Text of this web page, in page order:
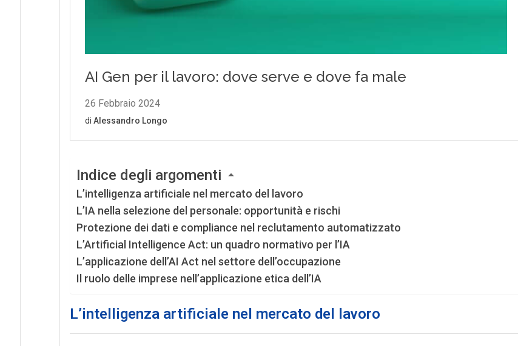
Indice degli argomenti
L’intelligenza artificiale nel mercato del lavoro
L’IA nella selezione del personale: opportunità e rischi
Protezione dei dati e compliance nel reclutamento automatizzato
L’Artificial Intelligence Act: un quadro normativo per l’IA
L’applicazione dell’AI Act nel settore dell’occupazione
Il ruolo delle imprese nell’applicazione etica dell’IA
L’intelligenza artificiale nel mercato del lavoro